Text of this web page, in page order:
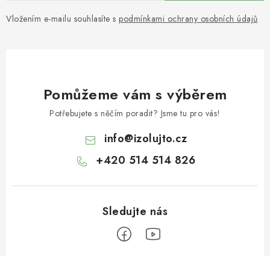
Vložením e-mailu souhlasíte s podmínkami ochrany osobních údajů
Pomůžeme vám s výběrem
Potřebujete s něčím poradit? Jsme tu pro vás!
info@izolujto.cz
+420 514 514 826